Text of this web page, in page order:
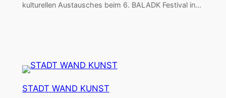
kulturellen Austausches beim 6. BALADK Festival in…
STADT WAND KUNST